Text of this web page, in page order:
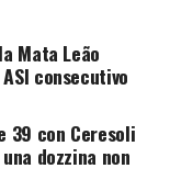
Mata Leão
consecutivo
39 con Ceresoli
dozzina non